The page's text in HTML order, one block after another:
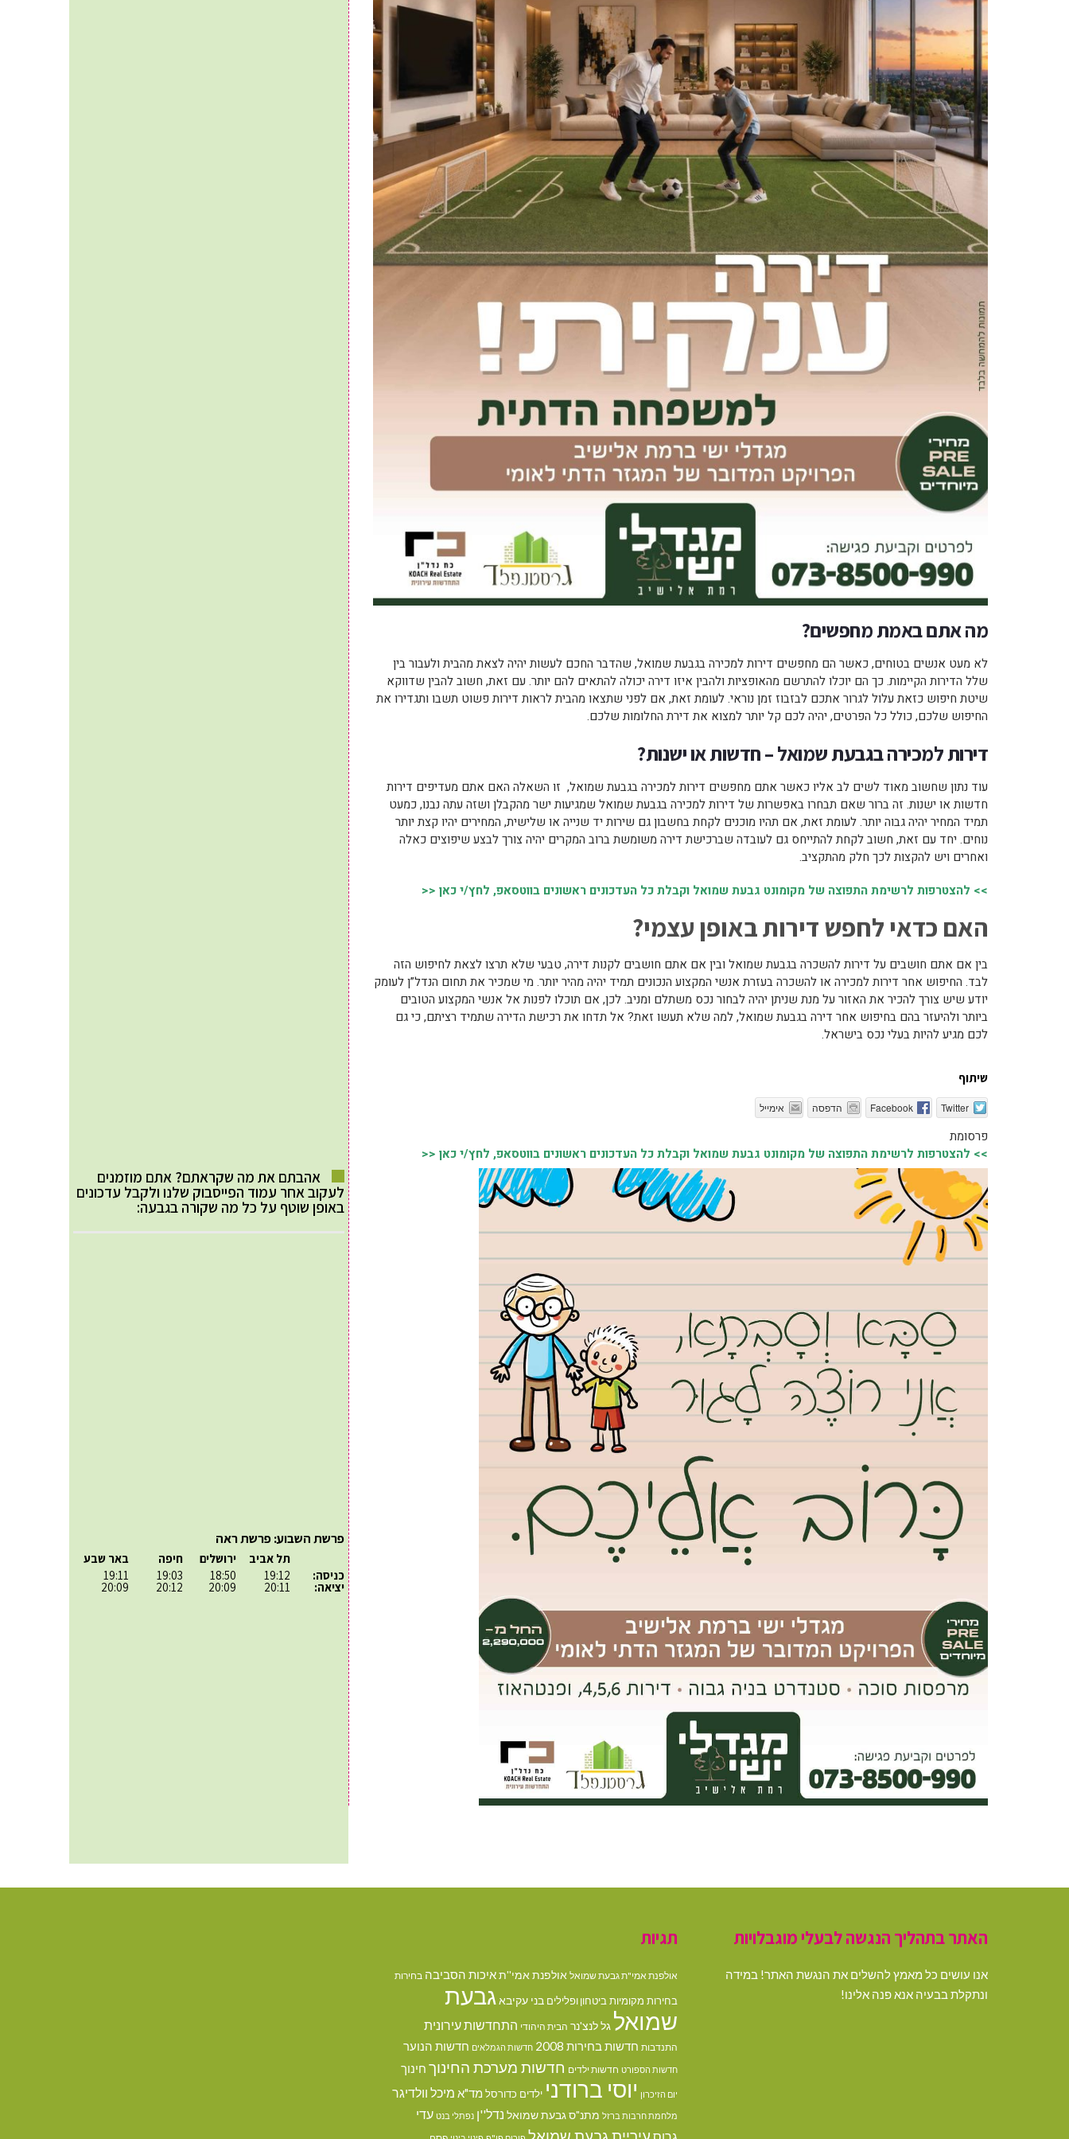
מה אתם באמת מחפשים?
לא מעט אנשים בטוחים, כאשר הם מחפשים דירות למכירה בגבעת שמואל, שהדבר החכם לעשות יהיה לצאת מהבית ולעבור בין
שלל הדירות הקיימות. כך הם יוכלו להתרשם מהאופציות ולהבין איזו דירה יכולה להתאים להם יותר. עם זאת, חשוב להבין שדווקא
שיטת חיפוש כזאת עלול לגרור אתכם לבזבוז זמן נוראי. לעומת זאת, אם לפני שתצאו מהבית לראות דירות פשוט תשבו ותגדירו את
החיפוש שלכם, כולל כל הפרטים, יהיה לכם קל יותר למצוא את דירת החלומות שלכם.
דירות למכירה בגבעת שמואל – חדשות או ישנות?
עוד נתון שחשוב מאוד לשים לב אליו כאשר אתם מחפשים דירות למכירה בגבעת שמואל, זו השאלה האם אתם מעדיפים דירות
חדשות או ישנות. זה ברור שאם תבחרו באפשרות של דירות למכירה בגבעת שמואל שמגיעות ישר מהקבלן ושזה עתה נבנו, כמעט
תמיד המחיר יהיה גבוה יותר. לעומת זאת, אם תהיו מוכנים לקחת בחשבון גם שירות יד שנייה או שלישית, המחירים יהיו קצת יותר
נוחים. יחד עם זאת, חשוב לקחת להתייחס גם לעובדה שברכישת דירה משומשת ברוב המקרים יהיה צורך לבצע שיפוצים כאלה
ואחרים ויש להקצות לכך חלק מהתקציב.
>> להצטרפות לרשימת התפוצה של מקומונט גבעת שמואל וקבלת כל העדכונים ראשונים בווטסאפ, לחץ/י כאן <<
האם כדאי לחפש דירות באופן עצמי?
בין אם אתם חושבים על דירות להשכרה בגבעת שמואל ובין אם אתם חושבים לקנות דירה, טבעי שלא תרצו לצאת לחיפוש הזה
לבד. החיפוש אחר דירות למכירה או להשכרה בעזרת אנשי המקצוע הנכונים תמיד יהיה מהיר יותר. מי שמכיר את תחום הנדל”ן לעומק
יודע שיש צורך להכיר את האזור על מנת שניתן יהיה לבחור נכס משתלם ומניב. לכן, אם תוכלו לפנות אל אנשי המקצוע הטובים
ביותר ולהיעזר בהם בחיפוש אחר דירה בגבעת שמואל, למה שלא תעשו זאת? אל תדחו את רכישת הדירה שתמיד רציתם, כי גם
לכם מגיע להיות בעלי נכס בישראל.
שיתוף
Twitter
Facebook הדפסה אימייל
פרסומת
>> להצטרפות לרשימת התפוצה של מקומונט גבעת שמואל וקבלת כל העדכונים ראשונים בווטסאפ, לחץ/י כאן <<
אהבתם את מה שקראתם? אתם מוזמנים
לעקוב אחר עמוד הפייסבוק שלנו ולקבל עדכונים
באופן שוטף על כל מה שקורה בגבעה:
פרשת השבוע: פרשת ראה
כניסה:
יציאה:
תל אביב
19:12
20:11
ירושלים
18:50
20:09
חיפה
19:03
20:12
באר שבע
19:11
20:09
האתר בתהליך הנגשה לבעלי מוגבלויות
אנו עושים כל מאמץ להשלים את הנגשת האתר! במידה
ונתקלת בבעיה אנא פנה אלינו!
תגיות
אולפנת אמי"ת גבעת שמואל אולפנת אמי''תאיכות הסביבה בחירות
בחירות מקומיות ביטחון ופלילים בני עקיבאגבעת
שמואל גל לנצ'נר הבית היהודי התחדשות עירונית
התנדבות חדשות בחירות 2008 חדשות הגמלאים חדשות הנוער
חדשות הספורט חדשות ילדים חדשות מערכת החינוך חינוך
יום הזיכרון יוסי ברודני ילדים כדורסל מד"א מיכל וולדיגר
מלחמת חרבות ברזל מתנ"ס גבעת שמואל נדל''ן נפתלי בנט עדי